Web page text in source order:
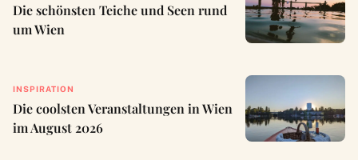
Die schönsten Teiche und Seen rund
um Wien
INSPIRATION
Die coolsten Veranstaltungen in Wien
im August 2026